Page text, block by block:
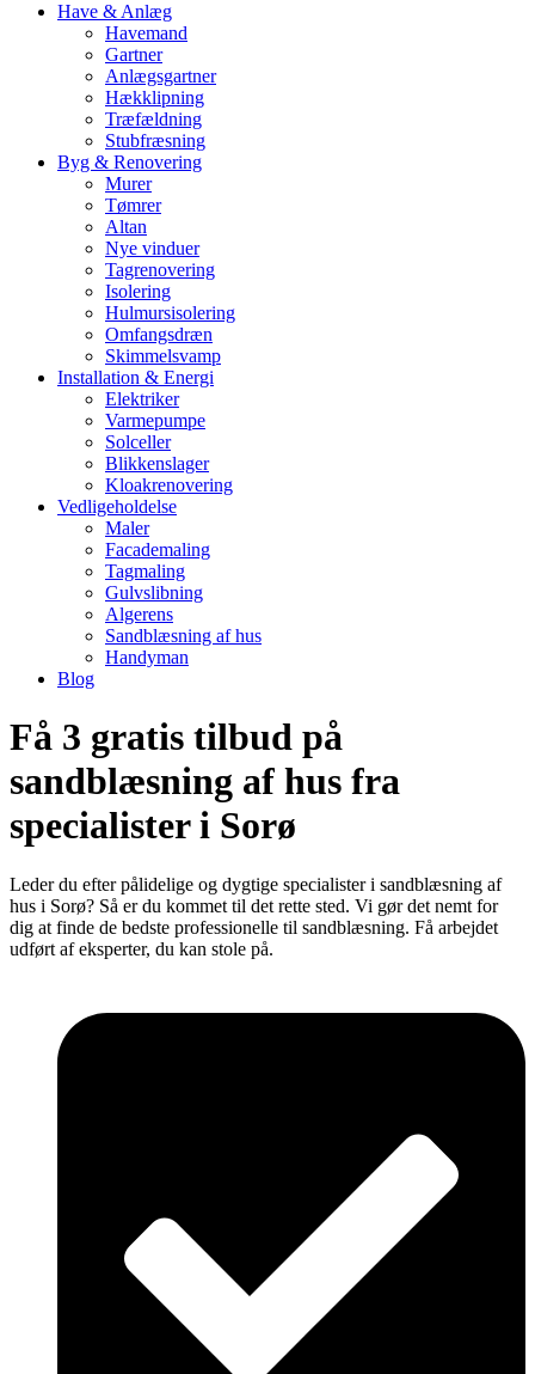
Have & Anlæg
Havemand
Gartner
Anlægsgartner
Hækklipning
Træfældning
Stubfræsning
Byg & Renovering
Murer
Tømrer
Altan
Nye vinduer
Tagrenovering
Isolering
Hulmursisolering
Omfangsdræn
Skimmelsvamp
Installation & Energi
Elektriker
Varmepumpe
Solceller
Blikkenslager
Kloakrenovering
Vedligeholdelse
Maler
Facademaling
Tagmaling
Gulvslibning
Algerens
Sandblæsning af hus
Handyman
Blog
Få 3 gratis tilbud på
sandblæsning af hus fra
specialister i Sorø
Leder du efter pålidelige og dygtige specialister i sandblæsning af
hus i Sorø? Så er du kommet til det rette sted. Vi gør det nemt for
dig at finde de bedste professionelle til sandblæsning. Få arbejdet
udført af eksperter, du kan stole på.